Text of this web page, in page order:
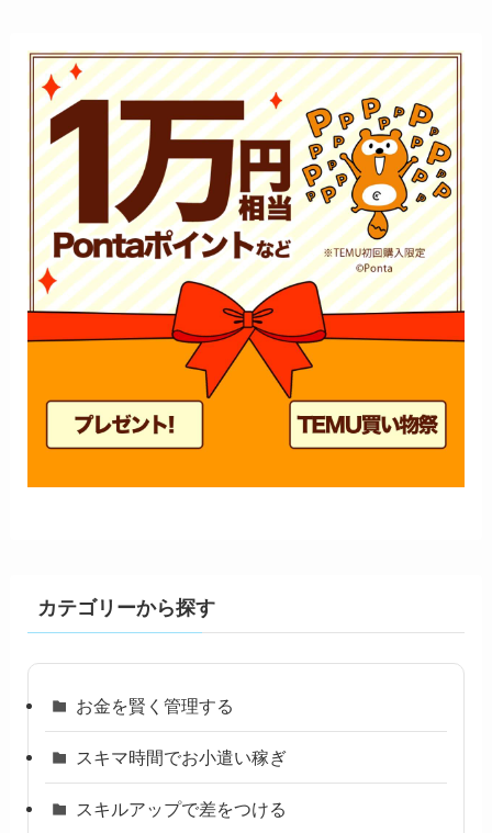
カテゴリーから探す
お金を賢く管理する
スキマ時間でお小遣い稼ぎ
スキルアップで差をつける